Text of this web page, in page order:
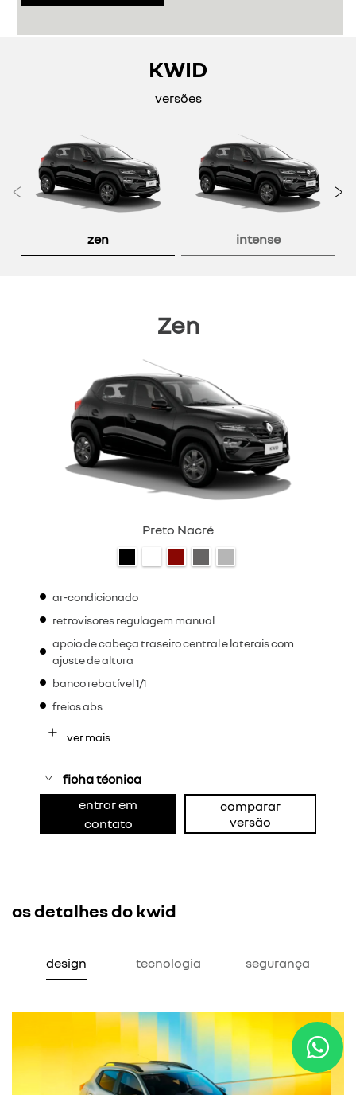
KWID
versões
zen intense
Anterior
Zen
Preto Nacré
ar-condicionado
retrovisores regulagem manual
apoio de cabeça traseiro central e laterais com
ajuste de altura
banco rebatível 1/1
freios abs
ver mais
ficha técnica
entrar em
contato
comparar
versão
os detalhes do kwid
design tecnologia segurança